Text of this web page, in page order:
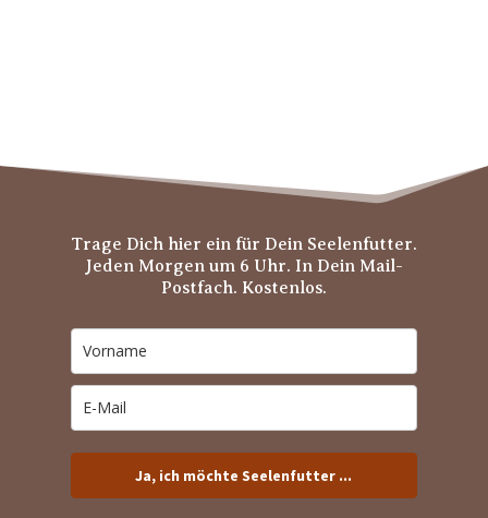
Trage Dich hier ein für Dein Seelenfutter.
Jeden Morgen um 6 Uhr. In Dein Mail-
Postfach. Kostenlos.
Ja, ich möchte Seelenfutter ...